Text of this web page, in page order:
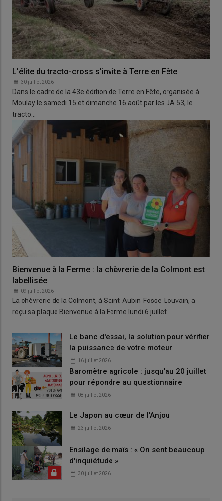
L'élite du tracto-cross s'invite à Terre en Fête
30 juillet 2026
Dans le cadre de la 43e édition de Terre en Fête, organisée à
Moulay le samedi 15 et dimanche 16 août par les JA 53, le
tracto…
Bienvenue à la Ferme : la chèvrerie de la Colmont est
labellisée
09 juillet 2026
La chèvrerie de la Colmont, à Saint-Aubin-Fosse-Louvain, a
reçu sa plaque Bienvenue à la Ferme lundi 6 juillet.
Le banc d'essai, la solution pour vérifier
la puissance de votre moteur
16 juillet 2026
Baromètre agricole : jusqu'au 20 juillet
pour répondre au questionnaire
08 juillet 2026
Le Japon au cœur de l'Anjou
23 juillet 2026
Ensilage de maïs : « On sent beaucoup
d'inquiétude »
30 juillet 2026